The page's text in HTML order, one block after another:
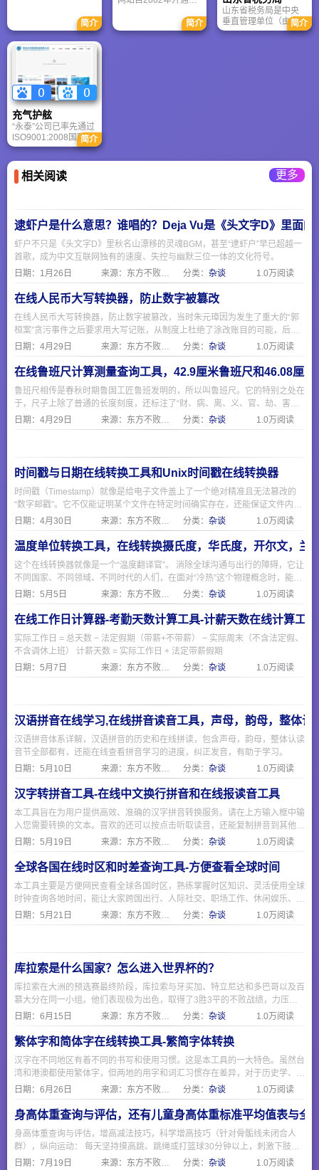
化，该网站有力促进
了济宁市“阳光政府、
服务政府、法治政
进程，成为展现济宁
形象、服务经济社会
发展的重要数字窗
口。
长，曾是全国重要的
城"、"现代商贸城"的
城市定位，充分展示
临沂市最新的建设成
就，及时发布政务信
和两个经济开发区，
总面积 1．03万平方
公里，人口560万。主
要特点：一是历史悠
久。德州是龙山文化
的发祥地之一，秦汉
以来一直为历代郡、
州、府、县治所，明
清时期是全国33个工
商业大城市之一。京
杭大运河穿境而过，
是古时京城水路南下
的首道关口。
简介
具权威的官方数字平
台。作为市政府信息
群化、政民互动常态
简介
山东省税务局是中央
垂直管理单位（由国
家税务总局直接领
简介
充气护舷
“永泰”公司已率先通过
ISO9001:2008国际质
量管理体系认证，产
品得到中国船级社
(CCS)、挪威船级社
(DNV)、德国劳式
同时，“永泰”产品质量
由中国人民保险公司
(PICC)承保，做到让
客户永远放心。
简介
相关阅读 更多
逮虾户是什么意思？谁唱的？Deja Vu是《头文字D》里面的
虾户不只是《头文字D》里秋名山漂移的灵魂BGM，甚至“逮虾户”早已超越一
首歌，成为中文互联网独有的速度、失控与幽默三位一体的文化符号。
日期： 1月26日 来源：东方不败网址大全 分类：杂谈 1.0万阅读
在线人民币大写转换器，防止数字被篡改
在线人民币大写转换器，防止数字被篡改，当时朱元璋因为发生了重大的“郭
桓案”贪污事件之后要求用大写记账，从制度上杜绝了涂改账目的可能，后来
就一直沿用至今。
日期： 4月29日 来源：东方不败网址大全 分类：杂谈 1.0万阅读
在线鲁班尺计算测量查询工具，42.9厘米鲁班尺和46.08厘
鲁班尺相传是春秋时期鲁国工匠鲁班发明的，所以叫鲁班尺。它的特别之处在
于，尺子上除了普通的长度刻度，还标注了“财、病、离、义、官、劫、害、
本”这八个字（对应红黑相间的刻度）。
日期： 4月29日 来源：东方不败网址大全 分类：杂谈 1.0万阅读
时间戳与日期在线转换工具和Unix时间戳在线转换器
时间戳（Timestamp）就像是给电子文件盖上了一个绝对精准且无法篡改的
“数字邮戳”。它不仅能证明某个文件在特定时间确实存在，还能保证文件内容
从盖章那一刻起没有被修改过。时间戳与日期在线转换工具可以更方便获取时
间戳，时间戳的好处就是花小钱、省时间，给重要的电子文件买了一份“防篡
改、可维权”的终身保险。无论是保护你的原创文章、设计图、代码，还是确
保企业电子合同的安全，它都是一个极其高效且权威的工具。
日期： 4月30日 来源：东方不败网址大全 分类：杂谈 1.0万阅读
温度单位转换工具，在线转换摄氏度，华氏度，开尔文，兰
这个在线转换器就像是一个“温度翻译官”。 消除全球沟通与出行的障碍，它让
不同国家、不同领域、不同时代的人们，在面对“冷热”这个物理概念时，能够
使用同一种语言进行无障碍的交流。
日期： 5月5日 来源：东方不败网址大全 分类：杂谈 1.0万阅读
在线工作日计算器-考勤天数计算工具-计薪天数在线计算工具
实际工作日 = 总天数 − 法定假期（带薪+不带薪） − 实际周末（不含法定假、
不含调休上班） 计薪天数 = 实际工作日 + 法定带薪假期
日期： 5月7日 来源：东方不败网址大全 分类：杂谈 1.0万阅读
汉语拼音在线学习,在线拼音读音工具，声母，韵母，整体认
汉语拼音体系详解，汉语拼音的历史和在线拼读，包含声母，韵母，整体认读
音节全部都有，还能在线查看拼音学习的进度，纠正发音，有助于学习。
日期： 5月10日 来源：东方不败网址大全 分类：杂谈 1.0万阅读
汉字转拼音工具-在线中文换行拼音和在线报读音工具
本工具旨在为用户提供高效、准确的汉字拼音转换服务。请在上方输入框中输
入您需要转换的文本。喜欢的还可以按点击听取读音，还能复制拼音到其他文
本编辑
日期： 5月19日 来源：东方不败网址大全 分类：杂谈 1.0万阅读
全球各国在线时区和时差查询工具-方便查看全球时间
本工具主要是方便网民查看全球各国时区，熟练掌握时区知识、灵活使用全球
时钟查询各地时间，能让大家跨国出行、人际社交、职场工作、休闲娱乐、日
常办事等各类生活事务有条不紊开展，不看时间乱来的代价很大，特别是看国
际赛事，美加墨世界杯的时间比咱这边慢了整整12小时，而且同一个美国还
各国时间实用价值。
日期： 5月21日 来源：东方不败网址大全 分类：杂谈 1.0万阅读
库拉索是什么国家？怎么进入世界杯的？
库拉索在大洲的预选赛最终阶段，库拉索与牙买加、特立尼达和多巴哥以及百
慕大分在同一小组。他们表现极为出色，取得了3胜3平的不败战绩，力压牙
买加等队，以小组第一的身份成功拿到了世界杯门票。
日期： 6月15日 来源：东方不败网址大全 分类：杂谈 1.0万阅读
繁体字和简体字在线转换工具-繁简字体转换
汉字在不同地区有着不同的书写和使用习惯。这是本工具的一大特色。虽然台
湾和港澳都使用繁体字，但两地的用字和词汇习惯存在差异，对于历史学、文
学、古籍研究等领域的学者或爱好者来说，许多原始史料、古籍文献都是繁体
字。使用转换工具可以帮助快速将繁体文献转为简体进行初步阅读和检索。
日期： 6月26日 来源：东方不败网址大全 分类：杂谈 1.0万阅读
身高体重查询与评估，还有儿童身高体重标准平均值表与全
身高体重查询与评估，增高减法技巧，科学增高技巧（针对骨骺线未闭合人
群），纵向运动： 每天坚持摸高跳、跳绳或打篮球30分钟以上，刺激下肢骨
骼生长板。拉伸脊柱： 睡前进行悬垂、瑜伽猫牛式或体前屈，缓解脊柱压
日期： 7月19日 来源：东方不败网址大全 分类：杂谈 1.0万阅读